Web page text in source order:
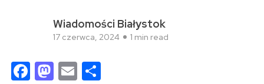
Wiadomości Białystok
17 czerwca, 2024 1 min read
Facebook
Mastodon
Email